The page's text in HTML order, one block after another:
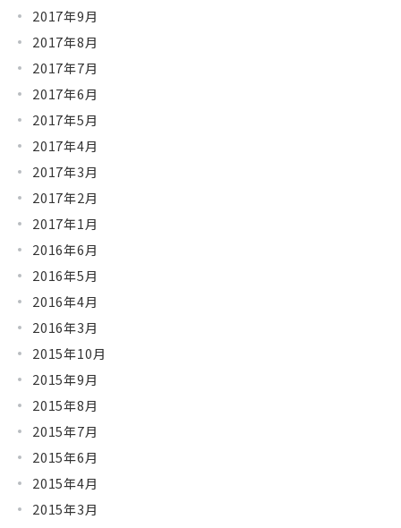
2017年9月
2017年8月
2017年7月
2017年6月
2017年5月
2017年4月
2017年3月
2017年2月
2017年1月
2016年6月
2016年5月
2016年4月
2016年3月
2015年10月
2015年9月
2015年8月
2015年7月
2015年6月
2015年4月
2015年3月